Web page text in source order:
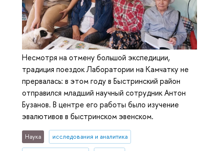
Несмотря на отмену большой экспедиции,
традиция поездок Лаборатории на Камчатку не
прервалась: в этом году в Быстринский район
отправился младший научный сотрудник Антон
Бузанов. В центре его работы было изучение
эвалютивов в быстринском эвенском.
Наука исследования и аналитика